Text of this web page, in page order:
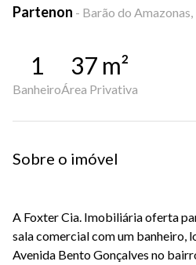
Partenon - Barão do
1
Banheiro
37 m²
Área Privativa
Sobre o imóvel
A Foxter Cia. Imobiliária oferta
sala comercial com um banheiro,
Avenida Bento Gonçalves no